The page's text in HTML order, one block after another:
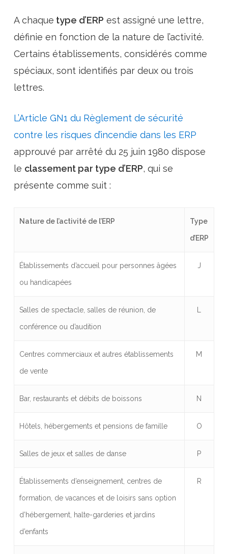
A chaque type d’ERP est assigné une lettre,
définie en fonction de la nature de l’activité.
Certains établissements, considérés comme
spéciaux, sont identifiés par deux ou trois
lettres.
L’Article GN1 du Règlement de sécurité
contre les risques d’incendie dans les ERP
approuvé par arrêté du 25 juin 1980 dispose
le classement par type d’ERP, qui se
présente comme suit :
Nature de l’activité de l’ERP Type
d’ERP
Établissements d’accueil pour personnes âgées
ou handicapées
J
Salles de spectacle, salles de réunion, de
conférence ou d’audition
Centres commerciaux et autres établissements
de vente
M
Bar, restaurants et débits de boissons N
Hôtels, hébergements et pensions de famille O
Salles de jeux et salles de danse P
Établissements d’enseignement, centres de
formation, de vacances et de loisirs sans option
d’hébergement, halte-garderies et jardins
d’enfants
R